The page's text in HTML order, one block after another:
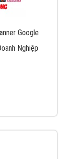
Google
Nghiệp